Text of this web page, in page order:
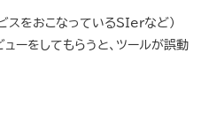
スをおこなっているSIerなど）
ーをしてもらうと、ツールが誤動